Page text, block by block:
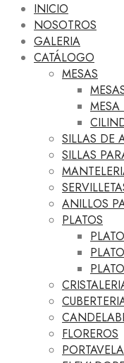
INICIO
NOSOTROS
GALERIA
CATÁLOGO
MESAS
MESA
SILLAS DE
SILLAS
ANILLOS
PLATOS
FLOREROS